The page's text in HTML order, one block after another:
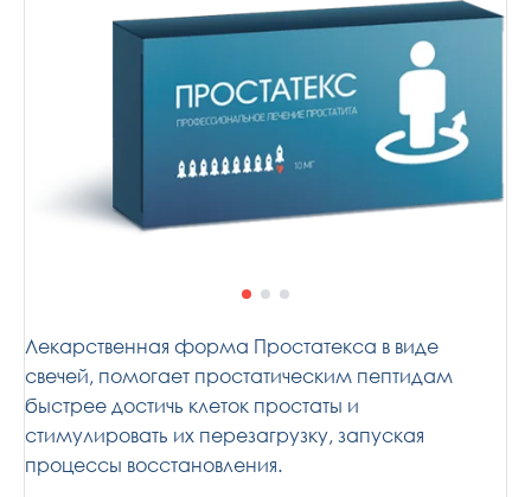
Лекарственная форма Простатекса в виде
свечей, помогает простатическим пептидам
быстрее достичь клеток простаты и
стимулировать их перезагрузку, запуская
процессы восстановления.